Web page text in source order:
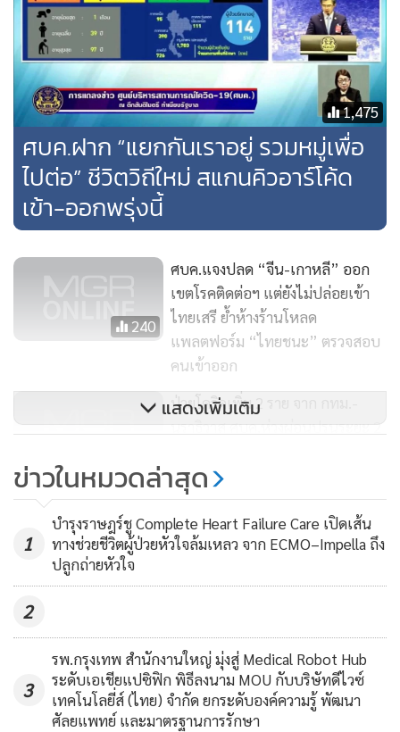
1,475
ศบค.ฝาก “แยกกันเราอยู่ รวมหมู่เพื่อ
ไปต่อ” ชีวิตวิถีใหม่ สแกนคิวอาร์โค้ด
เข้า-ออกพรุ่งนี้
240
ศบค.แจงปลด “จีน-เกาหลี” ออก
เขตโรคติดต่อฯ แต่ยังไม่ปล่อยเข้า
ไทยเสรี ย้ำห้างร้านโหลด
แพลตฟอร์ม “ไทยชนะ” ตรวจสอบ
คนเข้าออก
ป่วยโควิดเพิ่ม 2 ราย จาก กทม.-
นราธิวาส ศบค.ห่วงผ่อนปรนระยะ 2
ทำติดเชื้อพุ่งร่วม 100 คน
100
พลเมืองเกาหลีใต้ 367 คนจากอู่ฮั่น
กลับถึงเกาหลีใต้แล้ววันนี้
แสดงเพิ่มเติม
ข่าวในหมวดล่าสุด
1
บำรุงราษฎร์ชู Complete Heart Failure Care เปิดเส้น
ทางช่วยชีวิตผู้ป่วยหัวใจล้มเหลว จาก ECMO–Impella ถึง
ปลูกถ่ายหัวใจ
2
3
รพ.กรุงเทพ สำนักงานใหญ่ มุ่งสู่ Medical Robot Hub
ระดับเอเชียแปซิฟิก พิธีลงนาม MOU กับบริษัทดีไวซ์
เทคโนโลยี่ส์ (ไทย) จำกัด ยกระดับองค์ความรู้ พัฒนา
ศัลยแพทย์ และมาตรฐานการรักษา